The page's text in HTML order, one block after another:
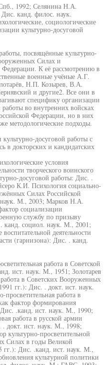
1992; Селянина Н.А.
канд. филос. наук.
социологические
культурно-досуговой
посвящённые культурно-
Силах и
К её рассмотрению в
военные учёные А.Г.
Н.П. Козырев, В.А.
и другие2. Все они в
специфику организации
во внутренних войсках
Федерации, но в них
методологические подходы.
досуговой работы с
в докторских и кандидатских
условия
творческого воинского
досуговой работы: Дис. .
К.И. Психология социально-
Силах Российской
М., 2003; Марков Н.А.
социализации
службу по призыву
канд. социол. наук. М., 2001;
деятельности
(гарнизона): Дис. . канд.
работа в Советской
ист. наук. М., 1951; Золотарев
в Советских Вооруженных
гг.): Дис. . докт. ист. наук.
работа в
фактор формирования
.канд. ист. наук. М., 1990;
работа в русской армии
докт. ист. наук. М., 1998;
просветительной
Силах в годы Великой
гг.): Дис. .канд. ист. наук. М.,
культурной политики